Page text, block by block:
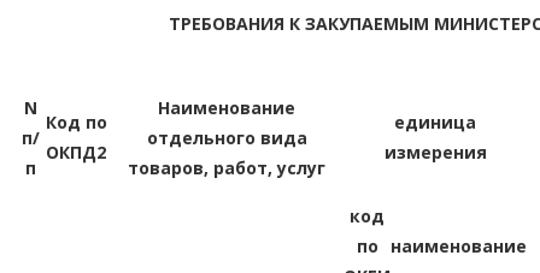
ТРЕБОВАНИЯ К ЗАКУПАЕМЫМ
N
п/
п
Код по
ОКПД2
Наименование
отдельного вида
товаров, работ, услуг
единица
измерения
код
по
наименование